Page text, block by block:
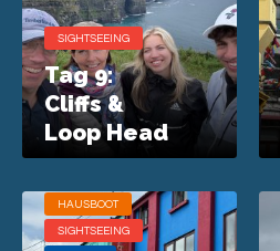
SIGHTSEEING
Tag 9:
Cliffs &
Loop Head
HAUSBOOT
SIGHTSEEING